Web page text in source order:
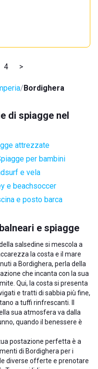
4 >
Bordighera
di spiagge nel
attrezzate
per bambini
e vela
e beachsoccer
e posto barca
e spiagge
salsedine si mescola a
la costa e il mare
a Bordighera, perla della
che incanta con la sua
Qui, la costa si presenta
e tratti di sabbia più fine,
a tuffi rinfrescanti. Il
sua atmosfera va dalla
quando il benessere è
postazione perfetta è a
di Bordighera per i
diverse offerte e prenotare